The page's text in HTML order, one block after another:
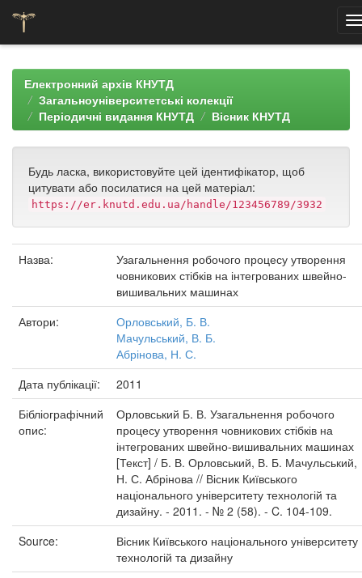
navigationЕлектронний архів КНУТД
Загальноуніверситетські колекції
Періодичні видання КНУТД
Вісник КНУТД
Будь ласка, використовуйте цей ідентифікатор, щоб
цитувати або посилатися на цей матеріал:
https://er.knutd.edu.ua/handle/123456789/3932
Назва:
Узагальнення робочого процесу утворення
човникових стібків на інтегрованих швейно-
вишивальних машинах
Автори:
Орловський, Б. В.
Мачульський, В. Б.
Абрінова, Н. С.
Дата публікації:
2011
Бібліографічний
опис:
Орловський Б. В. Узагальнення робочого
процесу утворення човникових стібків на
інтегрованих швейно-вишивальних машинах
[Текст] / Б. В. Орловський, В. Б. Мачульський,
Н. С. Абрінова // Вісник Київського
національного університету технологій та
дизайну. - 2011. - № 2 (58). - C. 104-109.
Source:
Вісник Київського національного університету
технологій та дизайну